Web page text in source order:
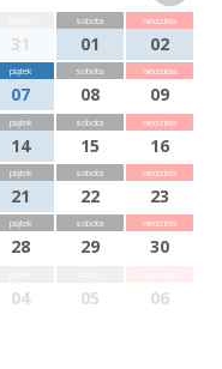
31
sobota
01
niedziela
02
piątek
07
sobota
08
niedziela
09
piątek
14
sobota
15
niedziela
16
piątek
21
sobota
22
niedziela
23
piątek
28
sobota
29
niedziela
30
04 05 06